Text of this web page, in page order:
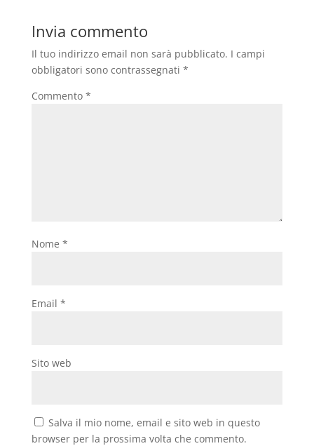
Invia commento
Il tuo indirizzo email non sarà pubblicato. I campi
obbligatori sono contrassegnati *
Commento *
Nome *
Email *
Sito web
Salva il mio nome, email e sito web in questo
browser per la prossima volta che commento.